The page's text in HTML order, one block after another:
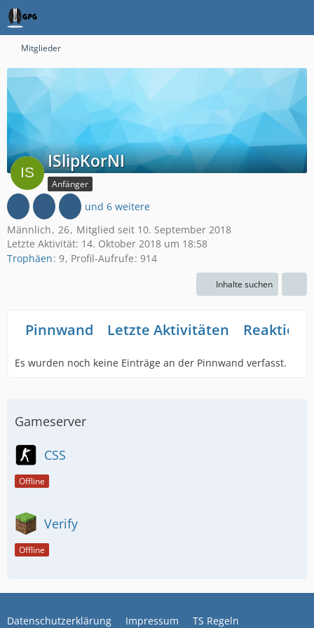
Mitglieder
ISlipKorNI
Anfänger
und 6 weitere
Männlich 26 Mitglied seit 10. September 2018
Letzte Aktivität: 14. Oktober 2018 um 18:58
Trophäen 9 Profil-Aufrufe 914
Inhalte suchen
Pinnwand Letzte Aktivitäten
Es wurden noch keine Einträge an der Pinnwand verfasst.
Gameserver
CSS
Offline
Verify
Offline
Datenschutzerklärung Impressum TS Regeln